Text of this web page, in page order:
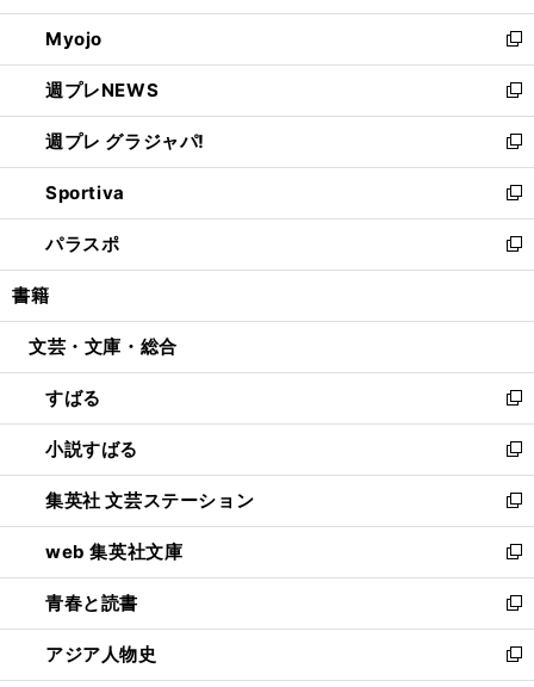
開
く
ウ
で
開
く
ン
ド
ウ
で
開
く
ウ
ィ
ン
ド
ウ
で
開
く
Myojo
新
し
い
ウ
ィ
ン
ド
ウ
で
開
週プレNEWS
新
し
い
ウ
ィ
ン
ド
ウ
開
週プレ グラジャパ!
新
し
い
ウ
ィ
ン
ウ
開
く
Sportiva
新
し
い
ウ
ン
ウ
で
開
く
パラスポ
新
し
ウ
ン
ド
ウ
で
開
く
書籍
文芸・文庫・総合
すばる
新
し
い
ウ
ィ
ン
ド
ウ
で
開
く
小説すばる
新
し
い
ウ
ィ
ン
ド
ウ
で
開
集英社 文芸ステーション
新
し
い
ウ
ィ
ン
ド
ウ
web 集英社文庫
新
し
い
ウ
ィ
ン
青春と読書
新
し
い
アジア人物史
新